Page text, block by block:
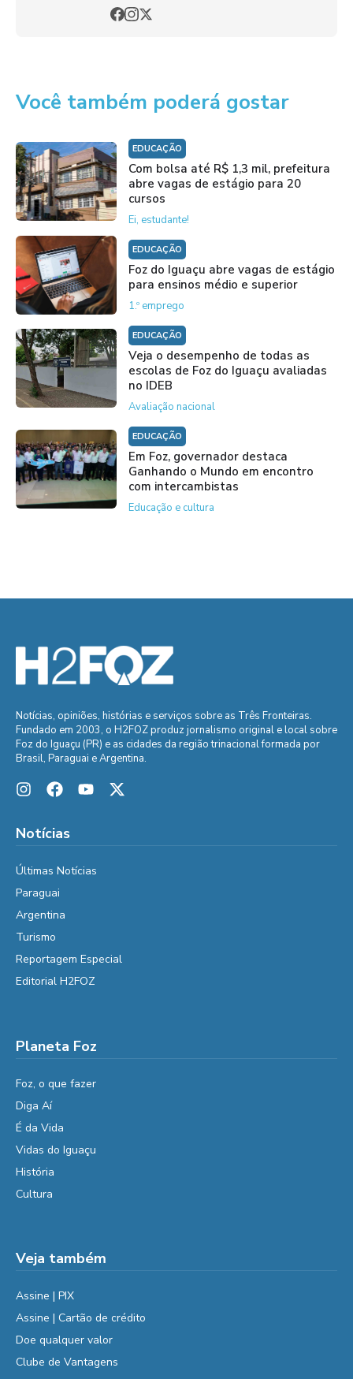
Você também poderá gostar
EDUCAÇÃO
Com bolsa até R$ 1,3 mil, prefeitura
abre vagas de estágio para 20
cursos
Ei, estudante!
EDUCAÇÃO
Foz do Iguaçu abre vagas de estágio
para ensinos médio e superior
1.º emprego
EDUCAÇÃO
Veja o desempenho de todas as
escolas de Foz do Iguaçu avaliadas
no IDEB
Avaliação nacional
EDUCAÇÃO
Em Foz, governador destaca
Ganhando o Mundo em encontro
com intercambistas
Educação e cultura
Notícias, opiniões, histórias e serviços sobre as Três Fronteiras.
Fundado em 2003, o H2FOZ produz jornalismo original e local sobre
Foz do Iguaçu (PR) e as cidades da região trinacional formada por
Brasil, Paraguai e Argentina.
Notícias
Últimas Notícias
Paraguai
Argentina
Turismo
Reportagem Especial
Editorial H2FOZ
Planeta Foz
Foz, o que fazer
Diga Aí
É da Vida
Vidas do Iguaçu
História
Cultura
Veja também
Assine | PIX
Assine | Cartão de crédito
Doe qualquer valor
Clube de Vantagens